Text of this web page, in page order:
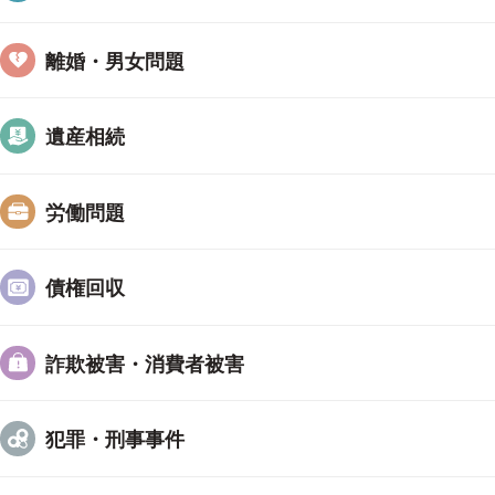
可能。
さまざまな労働問題のトラブルに対応いたします。
不動産関係、建設業関係、製造業、産業廃棄物処理業
現在４０社以上から顧問契約をいただき、労務問題や
クや取引先トラブルなどに対応しています。
【当日・夜間のご相談可能】
お電話にてご予約ができますので、お気軽にお問い合わ
事務所HP
離婚・男女問題
遺産相続
労働問題
債権回収
詐欺被害・消費者被害
犯罪・刑事事件